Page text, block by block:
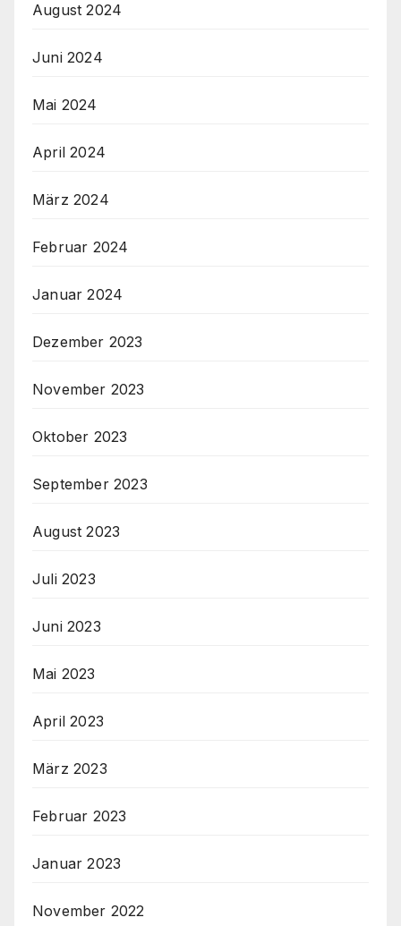
August 2024
Juni 2024
Mai 2024
April 2024
März 2024
Februar 2024
Januar 2024
Dezember 2023
November 2023
Oktober 2023
September 2023
August 2023
Juli 2023
Juni 2023
Mai 2023
April 2023
März 2023
Februar 2023
Januar 2023
November 2022